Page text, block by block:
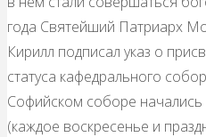
года Святейший Патриарх
Кирилл подписал указ о
статуса кафедрального
Софийском соборе начались
(каждое воскресенье и